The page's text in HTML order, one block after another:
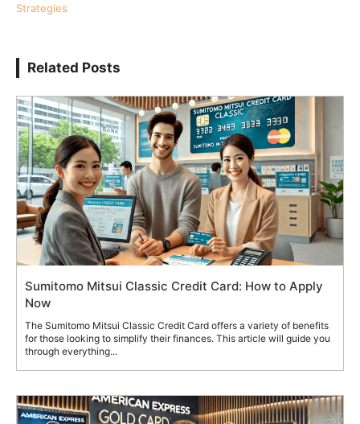
Strategies
Related Posts
Sumitomo Mitsui Classic Credit Card: How to Apply
Now
The Sumitomo Mitsui Classic Credit Card offers a variety of benefits
for those looking to simplify their finances. This article will guide you
through everything...